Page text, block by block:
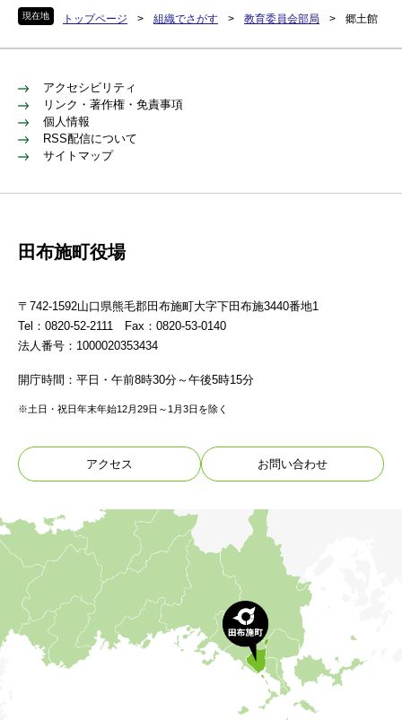
現在地 トップページ > 組織でさがす > 教育委員会部局 > 郷土館
アクセシビリティ
リンク・著作権・免責事項
個人情報
RSS配信について
サイトマップ
田布施町役場
〒742-1592山口県熊毛郡田布施町大字下田布施3440番地1
Tel：0820-52-2111 Fax：0820-53-0140
法人番号：1000020353434
開庁時間：平日・午前8時30分～午後5時15分
※土日・祝日年末年始12月29日～1月3日を除く
アクセス お問い合わせ